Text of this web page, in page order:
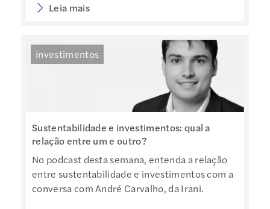
Leia mais
investimentos
Sustentabilidade e investimentos: qual a
relação entre um e outro?
No podcast desta semana, entenda a relação
entre sustentabilidade e investimentos com a
conversa com André Carvalho, da Irani.